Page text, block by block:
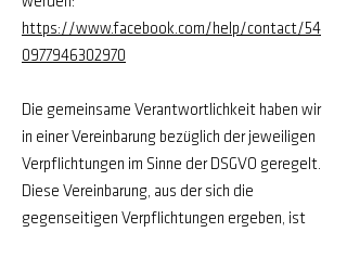
https://www.facebook.com/help/contact/54
0977946302970
Die gemeinsame Verantwortlichkeit haben wir
in einer Vereinbarung bezüglich der jeweiligen
Verpflichtungen im Sinne der DSGVO geregelt.
Diese Vereinbarung, aus der sich die
gegenseitigen Verpflichtungen ergeben, ist